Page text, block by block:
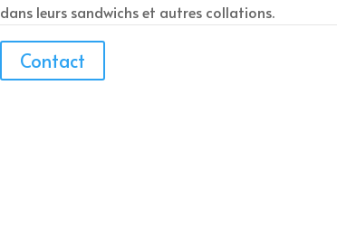
dans leurs sandwichs et autres collations.
Contact